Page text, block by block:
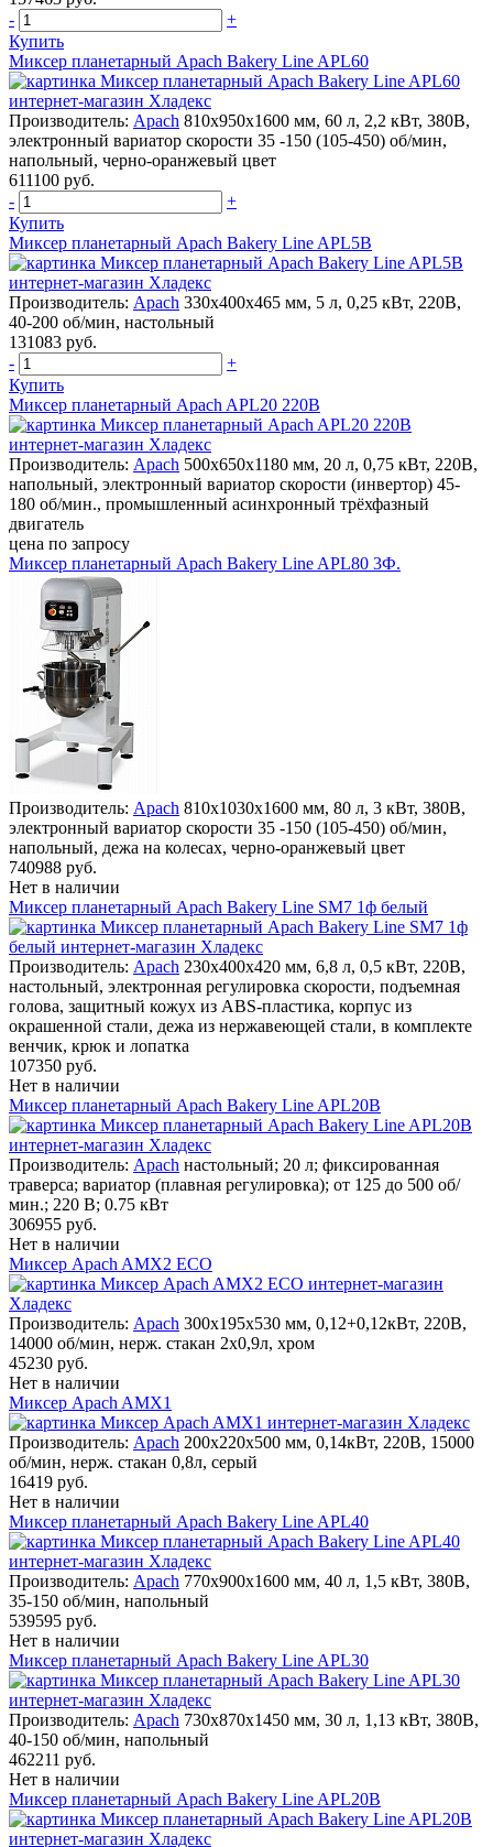
-
+
Купить
Миксер планетарный Apach Bakery Line APL60
Производитель: Apach 810х950х1600 мм, 60 л, 2,2 кВт, 380В,
электронный вариатор скорости 35 -150 (105-450) об/мин,
напольный, черно-оранжевый цвет
611100 руб.
-
+
Купить
Миксер планетарный Apach Bakery Line APL5B
Производитель: Apach 330х400х465 мм, 5 л, 0,25 кВт, 220В,
40-200 об/мин, настольный
131083 руб.
-
+
Купить
Миксер планетарный Apach APL20 220В
Производитель: Apach 500х650х1180 мм, 20 л, 0,75 кВт, 220В,
напольный, электронный вариатор скорости (инвертор) 45-
180 об/мин., промышленный асинхронный трёхфазный
двигатель
цена по запросу
Миксер планетарный Apach Bakery Line APL80 3Ф.
Производитель: Apach 810х1030х1600 мм, 80 л, 3 кВт, 380В,
электронный вариатор скорости 35 -150 (105-450) об/мин,
напольный, дежа на колесах, черно-оранжевый цвет
740988 руб.
Нет в наличии
Миксер планетарный Apach Bakery Line SM7 1ф белый
Производитель: Apach 230х400х420 мм, 6,8 л, 0,5 кВт, 220В,
настольный, электронная регулировка скорости, подъемная
голова, защитный кожух из ABS-пластика, корпус из
окрашенной стали, дежа из нержавеющей стали, в комплекте
венчик, крюк и лопатка
107350 руб.
Нет в наличии
Миксер планетарный Apach Bakery Line APL20B
Производитель: Apach настольный; 20 л; фиксированная
траверса; вариатор (плавная регулировка); от 125 до 500 об/
мин.; 220 В; 0.75 кВт
306955 руб.
Нет в наличии
Миксер Apach AMX2 ECO
Производитель: Apach 300х195х530 мм, 0,12+0,12кВт, 220В,
14000 об/мин, нерж. стакан 2х0,9л, хром
45230 руб.
Нет в наличии
Миксер Apach AMX1
Производитель: Apach 200х220х500 мм, 0,14кВт, 220В, 15000
об/мин, нерж. стакан 0,8л, серый
16419 руб.
Нет в наличии
Миксер планетарный Apach Bakery Line APL40
Производитель: Apach 770х900х1600 мм, 40 л, 1,5 кВт, 380В,
35-150 об/мин, напольный
539595 руб.
Нет в наличии
Миксер планетарный Apach Bakery Line APL30
Производитель: Apach 730х870х1450 мм, 30 л, 1,13 кВт, 380В,
40-150 об/мин, напольный
462211 руб.
Нет в наличии
Миксер планетарный Apach Bakery Line APL20B